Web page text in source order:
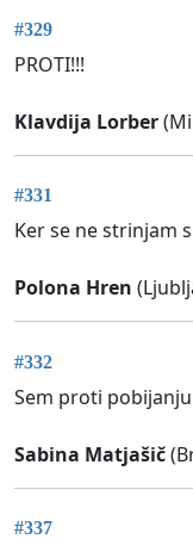
#329
PROTI!!!
Klavdija Lorber
#331
Ker se ne strinjam
Polona Hren
#332
Sem proti
Sabina Matjašič
#337